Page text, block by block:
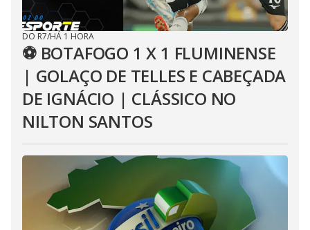
DO R7/HÁ 1 HORA
⚽ BOTAFOGO 1 X 1 FLUMINENSE
| GOLAÇO DE TELLES E CABEÇADA
DE IGNÁCIO | CLÁSSICO NO
NILTON SANTOS